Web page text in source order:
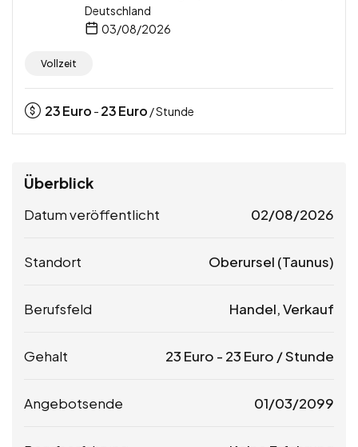
Deutschland
03/08/2026
Vollzeit
23Euro - 23Euro / Stunde
Überblick
Datum veröffentlicht 02/08/2026
Standort Oberursel (Taunus)
Berufsfeld Handel, Verkauf
Gehalt 23 Euro - 23 Euro / Stunde
Angebotsende 01/03/2099